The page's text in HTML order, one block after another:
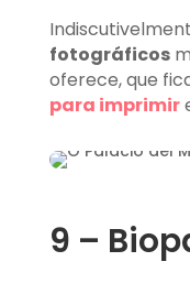
fotográficos
oferece, que
para imprimir
9 –